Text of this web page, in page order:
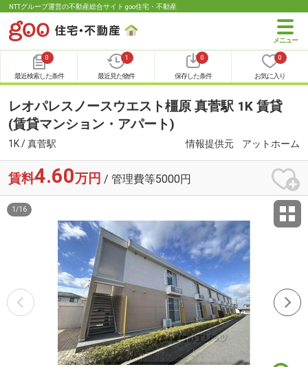
NTTグループ運営の不動産総合サイト goo住宅・不動産
0
最近検索した条件
1
最近見た物件
0
保存した条件
0
お気に入り
レオパレスノースウエスト橿原 真菅駅 1K 賃貸
(賃貸マンション・アパート)
1K / 真菅駅 情報提供元 アットホーム
賃料4.60万円 / 管理費等5000円
1 /16